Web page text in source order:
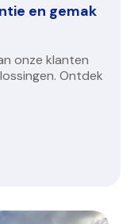
en gemak
onze klanten
Ontdek